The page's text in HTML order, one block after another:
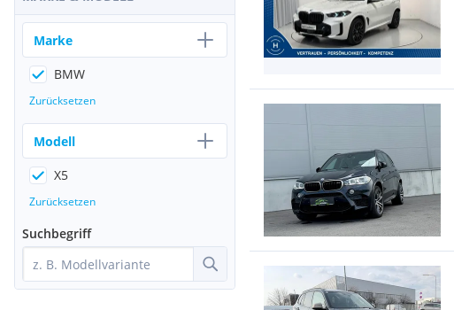
Marke
BMW
Zurücksetzen
Modell
X5
Zurücksetzen
Suchbegriff